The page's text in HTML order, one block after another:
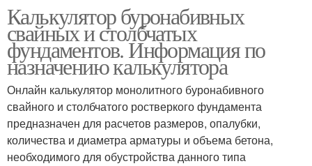
Калькулятор буронабивных
свайных и столбчатых
фундаментов. Информация по
назначению калькулятора
Онлайн калькулятор монолитного буронабивного
свайного и столбчатого ростверкого фундамента
предназначен для расчетов размеров, опалубки,
количества и диаметра арматуры и объема бетона,
необходимого для обустройства данного типа